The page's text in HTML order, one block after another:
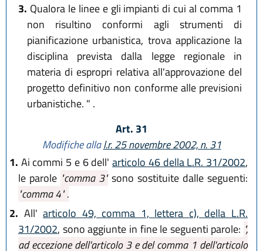
3. Qualora le linee e gli impianti di cui al comma 1
non risultino conformi agli strumenti di
pianificazione urbanistica, trova applicazione la
disciplina prevista dalla legge regionale in
materia di espropri relativa all'approvazione del
progetto definitivo non conforme alle previsioni
urbanistiche. " .
Art. 31
Modifiche allal.r. 25 novembre 2002, n. 31
1. Ai commi 5 e 6 dell'articolo 46 della L.R. 31/2002,
le parole "comma 3"sono sostituite dalle seguenti:
"comma 4" .
2. All'articolo 49, comma 1, lettera c), della L.R.
31/2002, sono aggiunte in fine le seguenti parole: ",
ad eccezione dell'articolo 3 e del comma 1 dell'articolo